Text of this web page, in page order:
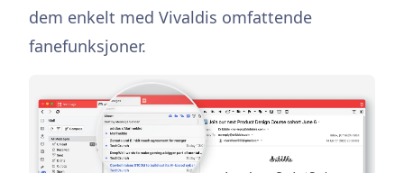
dem enkelt med Vivaldis omfattende
fanefunksjoner.